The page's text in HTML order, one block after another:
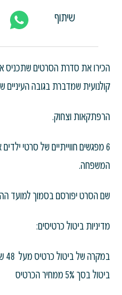
שיתוף
הכירו את סדרת הסרטים שתכניס
קולנועית שמדברת בגובה העיניים
הרפתקאות וצחוק.
6 מפגשים חווייתיים של סרטי
המשפחה.
שם הסרט יפורסם בסמוך למועד
מדיניות ביטול כרטיסים:
ביטול בסך 5% ממחיר הכרטיס